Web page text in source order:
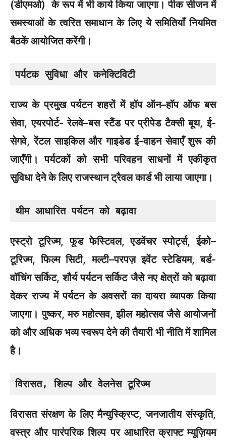
(डीएमओ) के रूप में भी कार्य किया जाएगा। पीक सीजन में
समस्याओं के त्वरित समाधान के लिए ये समितियाँ नियमित
बैठकें आयोजित करेंगी।
पर्यटक सुविधा और कनेक्टिविटी
राज्य के प्रमुख पर्यटन शहरों में हॉप ऑन–हॉप ऑफ बस
सेवा, एयरपोर्ट- रेलवे–बस स्टैंड पर प्रीपेड टैक्सी बूथ, ई-
सेगवे, रेंटल साइकिल और गाइडेड ई-वाहन सेवाएँ शुरू की
जाएँगी। पर्यटकों को सभी परिवहन साधनों में एकीकृत
सुविधा देने के लिए राजस्थान ट्रैवल कार्ड भी लाया जाएगा।
थीम आधारित पर्यटन को बढ़ावा
एस्ट्रो टूरिज्म, फूड फेस्टिवल, एडवेंचर स्पोर्ट्स, ईको–
टूरिज्म, फिल्म सिटी, मल्टी–परपज़ इवेंट स्टेडियम, बर्ड-
वॉचिंग सर्किट, शौर्य पर्यटन सर्किट जैसे नए क्षेत्रों को बढ़ावा
देकर राज्य में पर्यटन के अवसरों का दायरा व्यापक किया
जाएगा। पुष्कर, मरु महोत्सव, झील महोत्सव जैसे आयोजनों
को और अधिक भव्य स्वरूप देने की तैयारी भी नीति में शामिल
है।
विरासत, शिल्प और वेलनेस टूरिज्म
विरासत संरक्षण के लिए मैन्युस्क्रिप्ट, जनजातीय संस्कृति,
वस्त्र और पारंपरिक शिल्प पर आधारित क्राफ्ट म्यूज़ियम